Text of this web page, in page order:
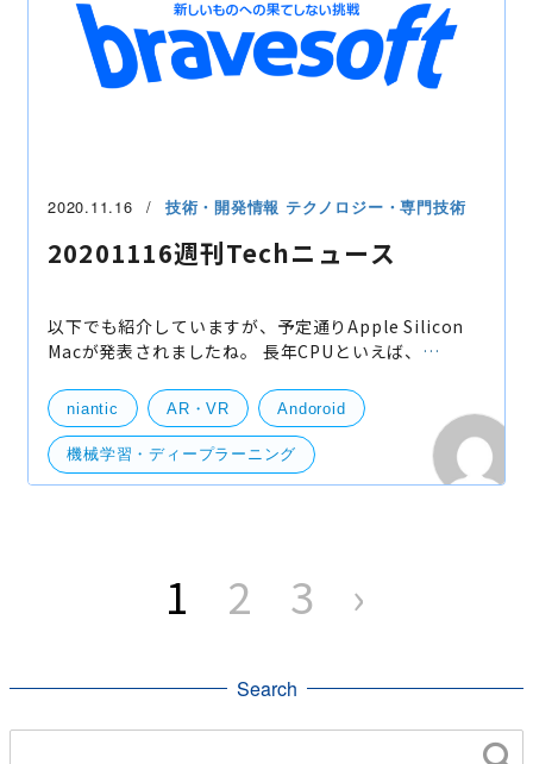
2020.11.16 技術・開発情報 テクノロジー・専門技術
20201116週刊Techニュース
以下でも紹介していますが、予定通りApple Silicon
Macが発表されましたね。 長年CPUといえば、
たが、Appleが搭載したり、AWSもARMベースのイン
スタンスを出したり
niantic AR・VR Andoroid
機械学習・ディープラーニング
Google フォト Google
り
1 2 3 ›
Search